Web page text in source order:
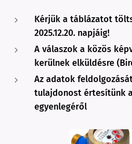
Kérjük a táblázatot
2025.12.20. napjáig!
A válaszok a közös
kerülnek elküldésre
Az adatok
tulajdonost értesítünk
egyenlegéről